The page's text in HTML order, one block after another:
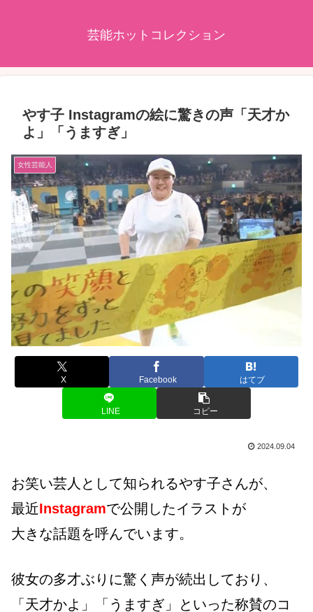
芸能ホットコレクション
やす子 Instagramの絵に驚きの声「天才か
よ」「うますぎ」
女性芸能人
X Facebook はてブ
LINE コピー
2024.09.04
お笑い芸人として知られるやす子さんが、
最近Instagramで公開したイラストが
大きな話題を呼んでいます。
彼女の多才ぶりに驚く声が続出しており、
「天才かよ」「うますぎ」といった称賛のコ